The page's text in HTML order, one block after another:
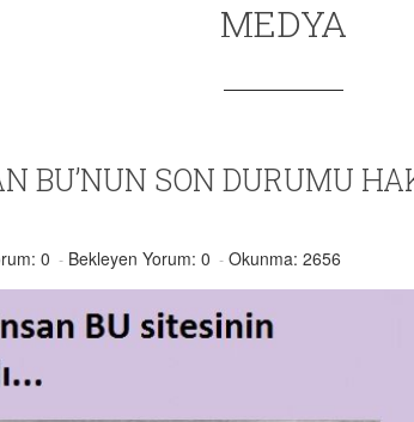
MEDYA
BU’NUN SON DURUMU
0 Bekleyen Yorum: 0 Okunma: 2656